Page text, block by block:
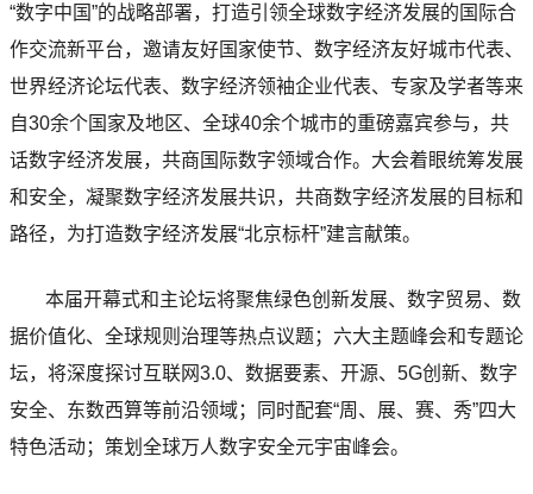
“数字中国”的战略部署，打造引领全球数字经济发展的国际合
作交流新平台，邀请友好国家使节、数字经济友好城市代表、
世界经济论坛代表、数字经济领袖企业代表、专家及学者等来
自30余个国家及地区、全球40余个城市的重磅嘉宾参与，共
话数字经济发展，共商国际数字领域合作。大会着眼统筹发展
和安全，凝聚数字经济发展共识，共商数字经济发展的目标和
路径，为打造数字经济发展“北京标杆”建言献策。
本届开幕式和主论坛将聚焦绿色创新发展、数字贸易、数
据价值化、全球规则治理等热点议题；六大主题峰会和专题论
坛，将深度探讨互联网3.0、数据要素、开源、5G创新、数字
安全、东数西算等前沿领域；同时配套“周、展、赛、秀”四大
特色活动；策划全球万人数字安全元宇宙峰会。